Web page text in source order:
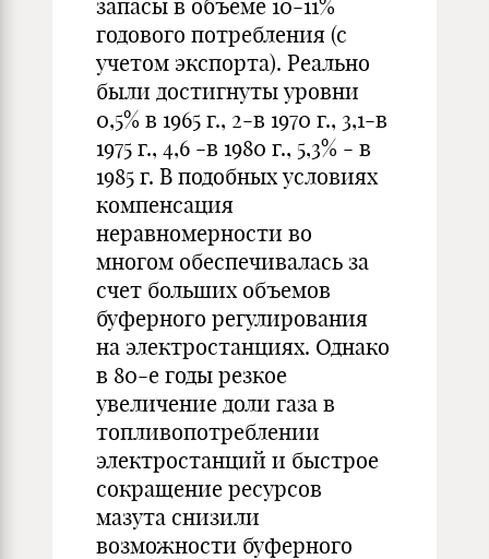
запасы в объеме 10-11%
годового потребления (с
учетом экспорта). Реально
были достигнуты уровни
0,5% в 1965 г., 2-в 1970 г., 3,1-в
1975 г., 4,6 -в 1980 г., 5,3% - в
1985 г. В подобных условиях
компенсация
неравномерности во
многом обеспечивалась за
счет больших объемов
буферного регулирования
на электростанциях. Однако
в 80-е годы резкое
увеличение доли газа в
топливопотреблении
электростанций и быстрое
сокращение ресурсов
мазута снизили
возможности буферного